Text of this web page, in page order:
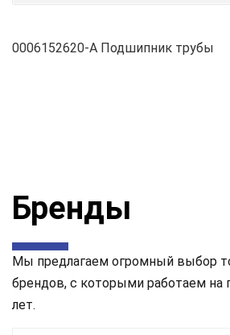
0006152620-A Подшипник трубы
Бренды
Мы предлагаем огромный выбор
брендов, с которыми работаем на
лет.